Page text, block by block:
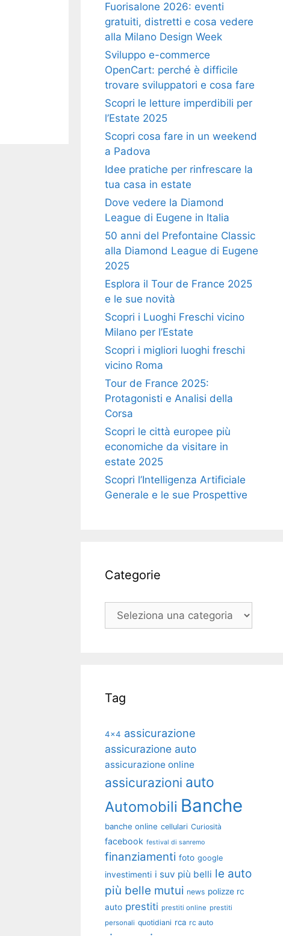
Fuorisalone 2026: eventi
gratuiti, distretti e cosa vedere
alla Milano Design Week
Sviluppo e-commerce
OpenCart: perché è difficile
trovare sviluppatori e cosa fare
Scopri le letture imperdibili per
l’Estate 2025
Scopri cosa fare in un weekend
a Padova
Idee pratiche per rinfrescare la
tua casa in estate
Dove vedere la Diamond
League di Eugene in Italia
50 anni del Prefontaine Classic
alla Diamond League di Eugene
2025
Esplora il Tour de France 2025
e le sue novità
Scopri i Luoghi Freschi vicino
Milano per l’Estate
Scopri i migliori luoghi freschi
vicino Roma
Tour de France 2025:
Protagonisti e Analisi della
Corsa
Scopri le città europee più
economiche da visitare in
estate 2025
Scopri l’Intelligenza Artificiale
Generale e le sue Prospettive
Categorie
Categorie
Tag
4x4 assicurazione
assicurazione auto
assicurazione online
assicurazioni auto
Automobili Banche
banche online cellulari Curiosità
facebook festival di sanremo
finanziamenti foto google
investimenti i suv più belli le auto
più belle mutui news polizze rc
auto prestiti prestiti online prestiti
personali quotidiani rca rc auto